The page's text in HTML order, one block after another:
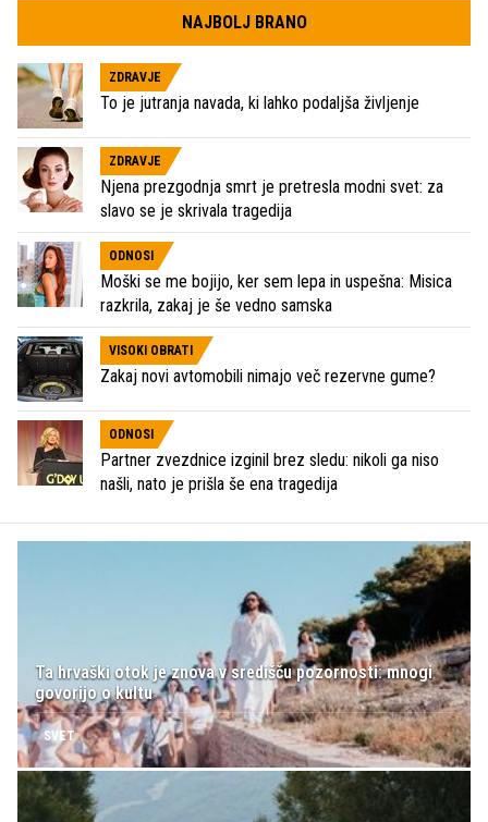
NAJBOLJ BRANO
ZDRAVJE
To je jutranja navada, ki lahko podaljša življenje
ZDRAVJE
Njena prezgodnja smrt je pretresla modni svet: za
slavo se je skrivala tragedija
ODNOSI
Moški se me bojijo, ker sem lepa in uspešna: Misica
razkrila, zakaj je še vedno samska
VISOKI OBRATI
Zakaj novi avtomobili nimajo več rezervne gume?
ODNOSI
Partner zvezdnice izginil brez sledu: nikoli ga niso
našli, nato je prišla še ena tragedija
Ta hrvaški otok je znova v središču pozornosti: mnogi
govorijo o kultu
SVET